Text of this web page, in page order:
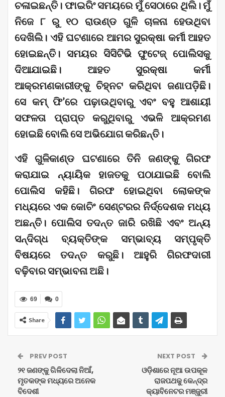
ଚଳାଇଛନ୍ତି। ଫାଇରିଂ ସମୟରେ ମୁଁ ସେଠାରେ ଥିଲି। ମୁଁ
ନିଜେ ୮ ରୁ ୧୦ ରାଉଣ୍ଡ ଗୁଳି ଚାଳନା ହେଉଥିବା
ଦେଖିଲି। ଏହି ଘଟଣାରେ ଆମର ସୁରକ୍ଷା କର୍ମୀ ଆହତ
ହୋଇଛନ୍ତି। ସମୟର ସିସିଟିଭି ଫୁଟେଜ୍ ପୋଲିସକୁ
ଦିଆଯାଇଛି। ଆହତ ସୁରକ୍ଷା କର୍ମୀ
ଆକ୍ରମଣକାରୀଙ୍କୁ ଚିହ୍ନଟ କରିଥିବା ଜଣାପଡ଼ିଛି।
ସେ କମ୍ ଫି’ରେ ପଢ଼ାଉଥିବାରୁ ଏବଂ ବହୁ ଆଶାୟୀ
ସଫଳତା ପ୍ରାପ୍ତ କରୁଥିବାରୁ ଏଭଳି ଆକ୍ରମଣ
ହୋଇଛି ବୋଲି ସେ ଅଭିଯୋଗ କରିଛନ୍ତି।
ଏହି ଗୁଳିକାଣ୍ଡ ଘଟଣାରେ ତିନି ଜଣଙ୍କୁ ଗିରଫ
କରାଯାଇ ନ୍ୟାୟିକ ହାଜତକୁ ପଠାଯାଇଛି ବୋଲି
ପୋଲିସ କହିଛି। ଗିରଫ ହୋଇଥିବା ଲୋକଙ୍କ
ମଧ୍ୟରେ ଏକ କୋଚିଂ ସେଣ୍ଟରର ନିର୍ଦ୍ଦେଶକ ମଧ୍ୟ
ଅଛନ୍ତି। ପୋଲିସ ତଦନ୍ତ ଜାରି ରଖିଛି ଏବଂ ଅନ୍ୟ
ସନ୍ଦିଗ୍ଧ ବ୍ୟକ୍ତିଙ୍କ ସମ୍ଭାବ୍ୟ ସମ୍ପୃକ୍ତି
ବିଷୟରେ ତଦନ୍ତ କରୁଛି। ଆହୁରି ଗିରଫଦାରୀ
ବଢ଼ିବାର ସମ୍ଭାବନା ଅଛି।
0
69
Share
PREV POST
୨୧ ଜଣଙ୍କୁ ଗିଳିଦେଲା ନିଆଁ,
ମୃତକଙ୍କ ମଧ୍ୟରେ ଅନେକ
ବିଦେଶୀ
NEXT POST
ଓଡ଼ିଶାରେ ନୂଆ ଉପକୂଳ
ରାଜପଥକୁ କେନ୍ଦ୍ର
କ୍ୟାବିନେଟର ମଞ୍ଜୁରୀ